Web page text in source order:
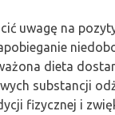
uwagę na
dieta
substancji
fizycznej i